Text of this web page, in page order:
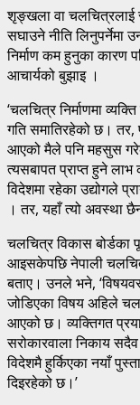
शृङ्खला वा चलचित्रलाई
सघाउने नीति
निर्माण कम हुनुका कारण
आचार्यको बुझाइ ।
‘चलचित्र निर्माणमा
गति समातिरहेको छ। तर,
आएको मैले पनि महसुस
त्यसबापत प्राप्त हुने
विदेशमा रहेका उद्योगले
। तर, यहाँ त्यो अवस्था
चलचित्र विकास बोर्डका
आइसकेपछि नेपाली
बताए। उनले भने,
जोडिएका विषय अहिले
आएको छ। व्यक्तिगत
सरोकारवाला निकाय
विदेशमै हुर्किएका नयाँ
दिइरहेको छ।’